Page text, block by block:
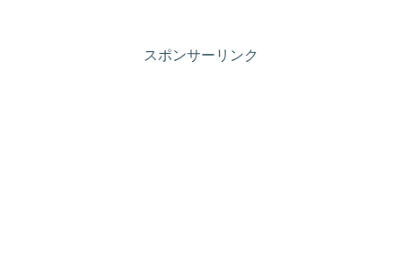
スポンサーリンク